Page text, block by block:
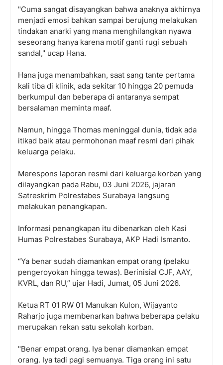
"Cuma sangat disayangkan bahwa anaknya akhirnya
menjadi emosi bahkan sampai berujung melakukan
tindakan anarki yang mana menghilangkan nyawa
seseorang hanya karena motif ganti rugi sebuah
sandal," ucap Hana.
Hana juga menambahkan, saat sang tante pertama
kali tiba di klinik, ada sekitar 10 hingga 20 pemuda
berkumpul dan beberapa di antaranya sempat
bersalaman meminta maaf.
Namun, hingga Thomas meninggal dunia, tidak ada
itikad baik atau permohonan maaf resmi dari pihak
keluarga pelaku.
Merespons laporan resmi dari keluarga korban yang
dilayangkan pada Rabu, 03 Juni 2026, jajaran
Satreskrim Polrestabes Surabaya langsung
melakukan penangkapan.
Informasi penangkapan itu dibenarkan oleh Kasi
Humas Polrestabes Surabaya, AKP Hadi Ismanto.
“Ya benar sudah diamankan empat orang (pelaku
pengeroyokan hingga tewas). Berinisial CJF, AAY,
KVRL, dan RU,” ujar Hadi, Jumat, 05 Juni 2026.
Ketua RT 01 RW 01 Manukan Kulon, Wijayanto
Raharjo juga membenarkan bahwa beberapa pelaku
merupakan rekan satu sekolah korban.
"Benar empat orang. Iya benar diamankan empat
orang. Iya tadi pagi semuanya. Tiga orang ini satu